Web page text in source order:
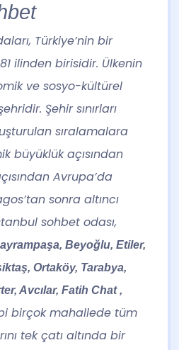
Türkiye’nin bir
ilinden birisidir. Ülkenin
ve sosyo-kültürel
Şehir sınırları
sıralamalara
büyüklük açısından
Avrupa’da
sonra altıncı
sohbet odası,
Beyoğlu, Etiler,
Ortaköy, Tarabya,
Avcılar, Fatih Chat ,
birçok mahallede tüm
tek çatı altında bir